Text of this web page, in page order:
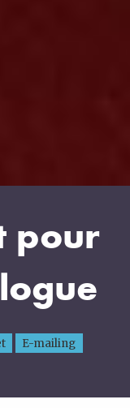
pour
E-mailing